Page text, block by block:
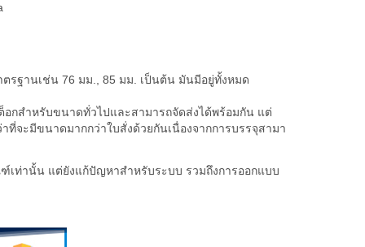
รฐานเช่น 76 มม., 85 มม. เป็นต้น มันมีอยู่ทั้งหมด
อกสำหรับขนาดทั่วไปและสามารถจัดส่งได้พร้อมกัน แต่
จะมีขนาดมากกว่าใบสั่งด้วยกันเนื่องจากการบรรจุสามา
เท่านั้น แต่ยังแก้ปัญหาสำหรับระบบ รวมถึงการออกแบบ